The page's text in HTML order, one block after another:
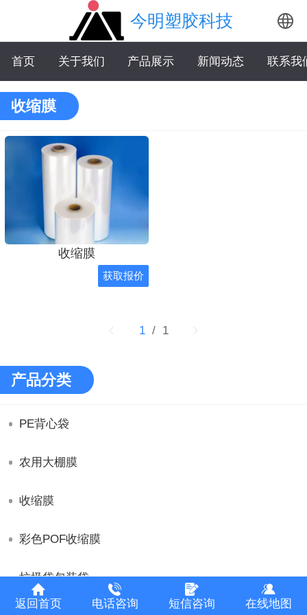
今明塑胶科技
中文
首页 关于我们 产品展示 新闻动态 联系我
收缩膜
收缩膜
获取报价
1 / 1
产品分类
PE背心袋
农用大棚膜
收缩膜
彩色POF收缩膜
垃圾袋包装袋
返回首页 电话咨询 短信咨询 在线地图